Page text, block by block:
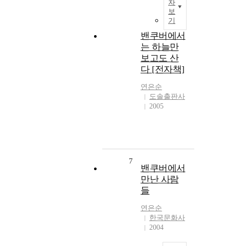
차
보
기
밴쿠버에서
는 하늘만
보고도 산
다 [전자책]
연은순
도솔출판사
2005
7
밴쿠버에서
만난 사람
들
연은순
한국문화사
2004